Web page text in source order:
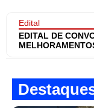
Edital
EDITAL DE